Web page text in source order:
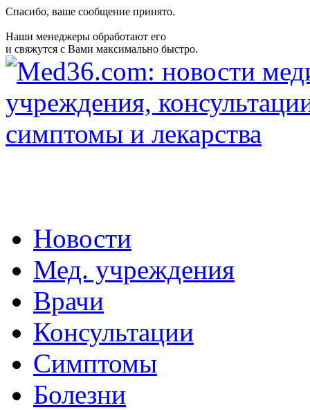
Спасибо, ваше сообщение принято.
Наши менеджеры обработают его
и свяжутся с Вами максимально быстро.
Новости
Мед. учреждения
Врачи
Консультации
Симптомы
Болезни